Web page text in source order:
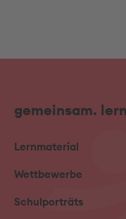
gemeinsam.
Lernmaterial
Wettbewerbe
Schulporträts